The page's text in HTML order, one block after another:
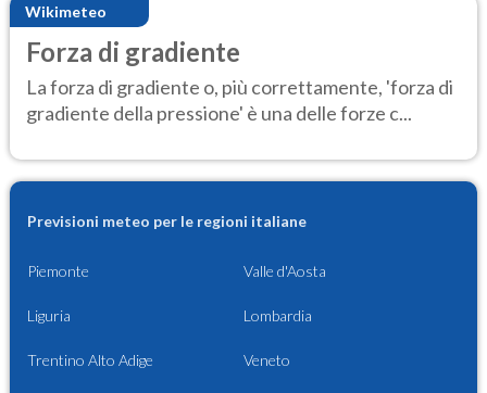
Wikimeteo
Forza di gradiente
La forza di gradiente o, più correttamente, 'forza di
gradiente della pressione' è una delle forze c...
Previsioni meteo per le regioni italiane
Piemonte Valle d'Aosta
Liguria Lombardia
Trentino Alto Adige Veneto